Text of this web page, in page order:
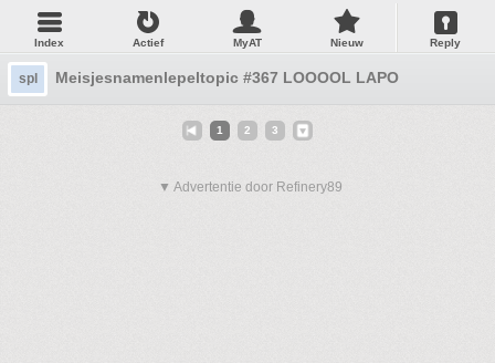
Index Actief MyAT Nieuw Reply
spl Meisjesnamenlepeltopic #367 LOOOOL LAPO
1 2 3
▼ Advertentie door Refinery89